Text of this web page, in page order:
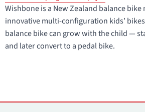
Wishbone is a New Zealand balance
innovative multi-configuration kids’
balance bike can grow with the child —
and later convert to a pedal bike.